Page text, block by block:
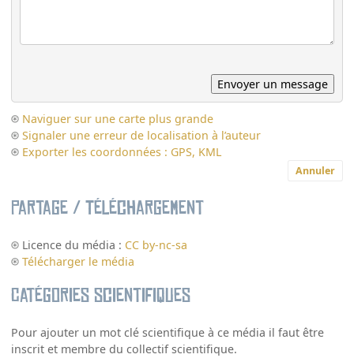
Naviguer sur une carte plus grande
Signaler une erreur de localisation à l’auteur
Exporter les coordonnées : GPS, KML
Annuler
Partage / Téléchargement
Licence du média : CC by-nc-sa
Télécharger le média
Catégories scientifiques
Pour ajouter un mot clé scientifique à ce média il faut être
inscrit et membre du collectif scientifique.